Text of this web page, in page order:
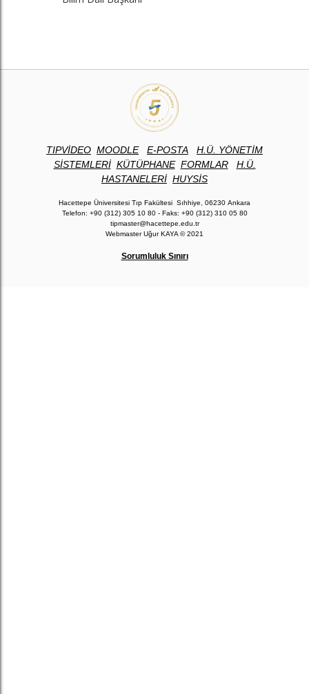
TIPVİDEO MOODLE E-POSTA
H.Ü. YÖNETİM
SİSTEMLERİ KÜTÜPHANE FORMLAR
H.Ü.
HASTANELERİ HUYSİS
Hacettepe Üniversitesi Tıp Fakültesi Sıhhiye, 06230 Ankara
Telefon: +90 (312) 305 10 80 - Faks: +90 (312) 310 05 80
tipmaster@hacettepe.edu.tr
Webmaster Uğur KAYA © 2021
Sorumluluk Sınırı